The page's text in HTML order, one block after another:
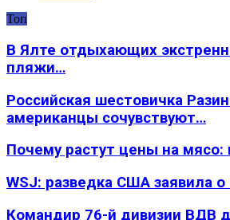
Топ
В Ялте отдыхающих
пляжи…
Российская шестовичка
американцы сочувствуют…
Почему растут цены на мясо:
WSJ: разведка США заявила
Командир 76-й дивизии ВДВ